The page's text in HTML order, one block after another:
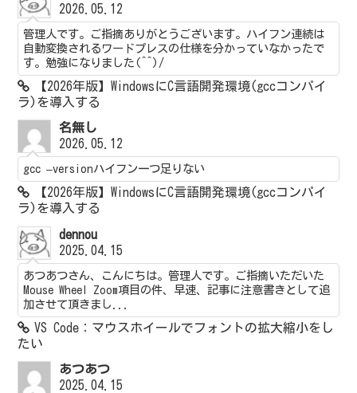
2026.05.12
管理人です。ご指摘ありがとうございます。ハイフン連続は
自動変換されるワードプレスの仕様を分かっていなかったで
す。勉強になりました(^^)/
【2026年版】WindowsにC言語開発環境(gccコンパイ
ラ)を導入する
名無し
2026.05.12
gcc –versionハイフン一つ足りない
【2026年版】WindowsにC言語開発環境(gccコンパイ
ラ)を導入する
dennou
2025.04.15
あつあつさん、こんにちは。管理人です。ご指摘いただいた
Mouse Wheel Zoom項目の件、早速、記事に注意書きとして追
加させて頂きまし...
VS Code：マウスホイールでフォントの拡大縮小をし
たい
あつあつ
2025.04.15